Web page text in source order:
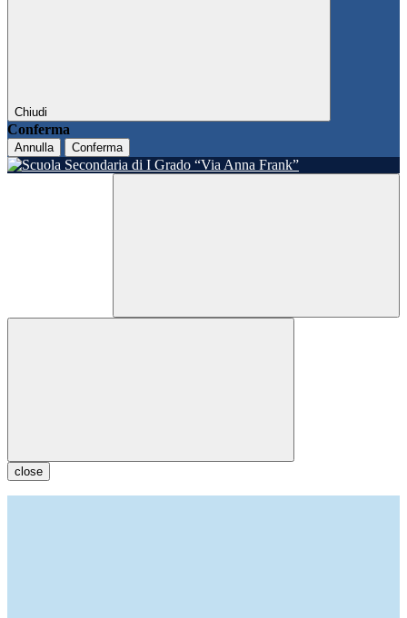
Chiudi
Conferma
Annulla Conferma
close